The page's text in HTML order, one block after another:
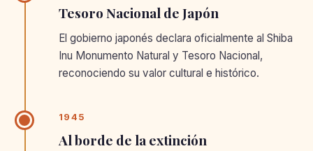
Tesoro Nacional de Japón
El gobierno japonés declara oficialmente al Shiba
Inu Monumento Natural y Tesoro Nacional,
reconociendo su valor cultural e histórico.
1945
Al borde de la extinción